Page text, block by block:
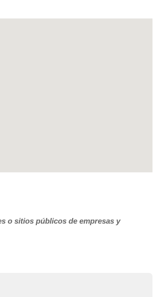
o sitios públicos de empresas y